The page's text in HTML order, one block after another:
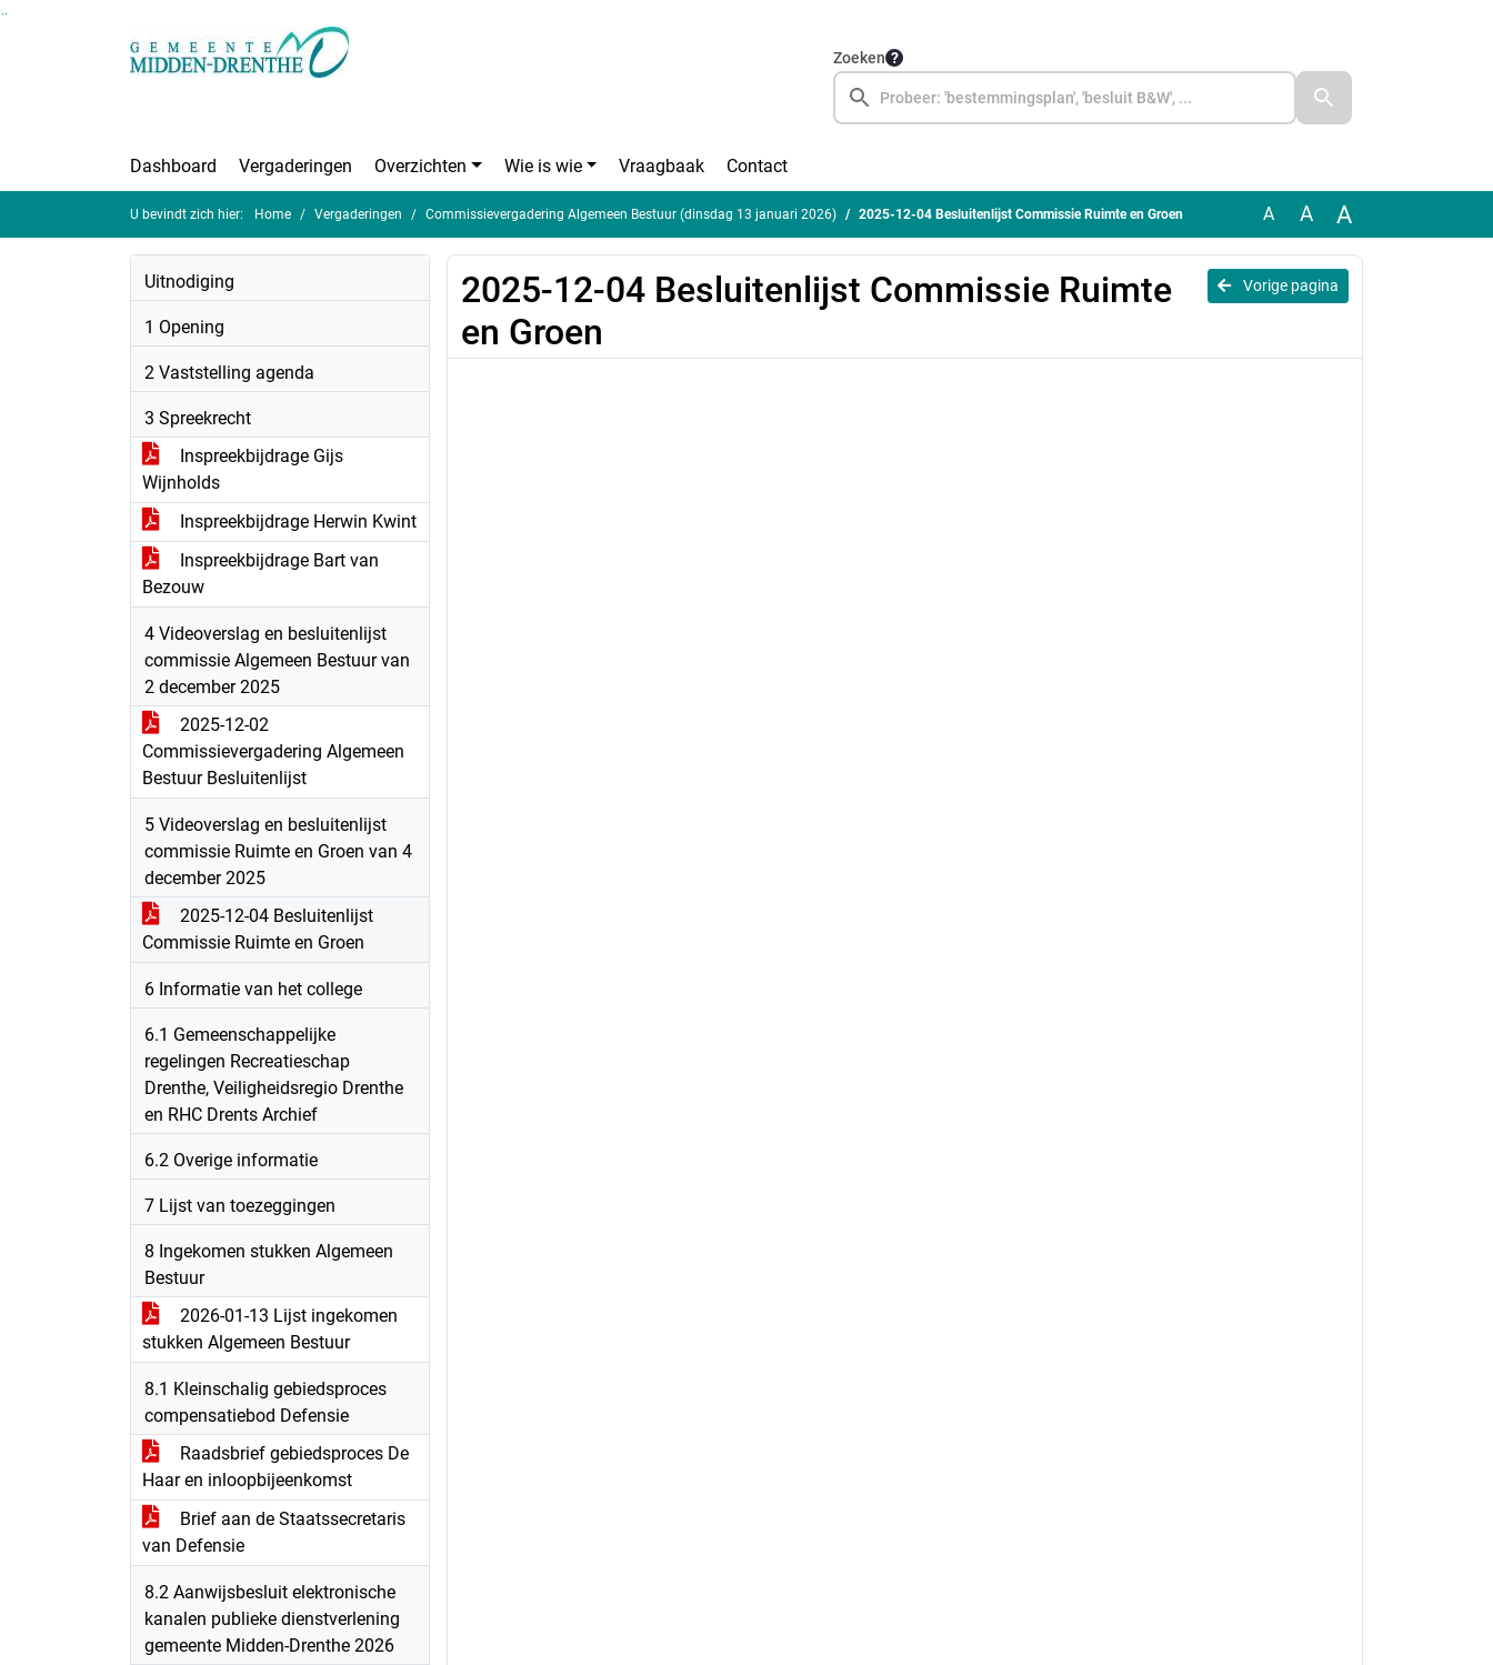
Zoeken
Dashboard Vergaderingen Overzichten Wie is wie Vraagbaak Contact
U bevindt zich hier: Home Vergaderingen Commissievergadering Algemeen Bestuur (dinsdag 13 januari 2026) 2025-12-04 Besluitenlijst Commissie Ruimte en Groen A A A
Uitnodiging
1 Opening
2 Vaststelling agenda
3 Spreekrecht
Inspreekbijdrage Gijs
Wijnholds
Inspreekbijdrage Herwin Kwint
Inspreekbijdrage Bart van
Bezouw
4 Videoverslag en besluitenlijst
commissie Algemeen Bestuur van
2 december 2025
2025-12-02
Commissievergadering Algemeen
Bestuur Besluitenlijst
5 Videoverslag en besluitenlijst
commissie Ruimte en Groen van 4
december 2025
2025-12-04 Besluitenlijst
Commissie Ruimte en Groen
6 Informatie van het college
6.1 Gemeenschappelijke
regelingen Recreatieschap
Drenthe, Veiligheidsregio Drenthe
en RHC Drents Archief
6.2 Overige informatie
7 Lijst van toezeggingen
8 Ingekomen stukken Algemeen
Bestuur
2026-01-13 Lijst ingekomen
stukken Algemeen Bestuur
8.1 Kleinschalig gebiedsproces
compensatiebod Defensie
Raadsbrief gebiedsproces De
Haar en inloopbijeenkomst
Brief aan de Staatssecretaris
van Defensie
8.2 Aanwijsbesluit elektronische
kanalen publieke dienstverlening
gemeente Midden-Drenthe 2026
Vorige pagina
2025-12-04 Besluitenlijst Commissie Ruimte
en Groen